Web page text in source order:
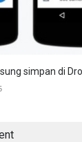
simpan di